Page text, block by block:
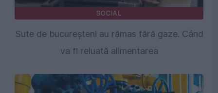
SOCIAL
Sute de bucureșteni au rămas fără gaze. Când
va fi reluată alimentarea